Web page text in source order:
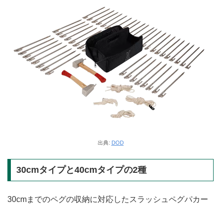
出典: DOD
30cmタイプと40cmタイプの2種
30cmまでのペグの収納に対応したスラッシュペグパカー